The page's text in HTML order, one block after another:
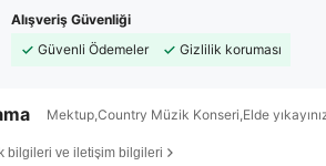
Alışveriş Güvenliği
Güvenli Ödemeler
Gizlilik koruması
Mektup,Country Müzik Konseri,Elde
bilgileri ve iletişim bilgileri